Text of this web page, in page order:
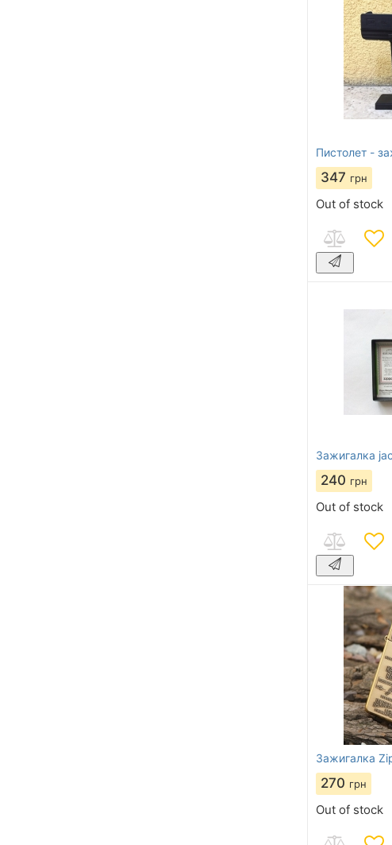
Пистолет -
347 грн
Out of stock
Зажигалка
240 грн
Out of stock
Зажигалка
270 грн
Out of stock